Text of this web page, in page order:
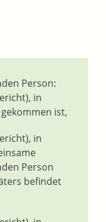
Person:
in
ist,
in
Person
befindet